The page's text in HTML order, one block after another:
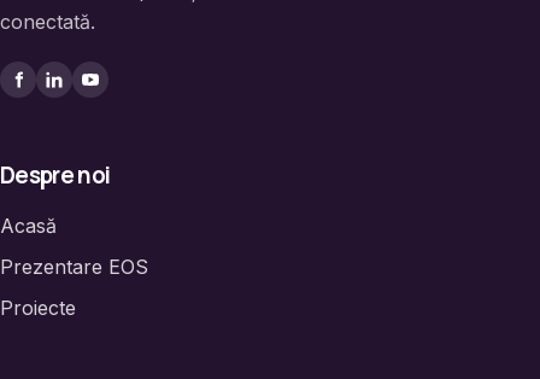
conectată.
Despre noi
Acasă
Prezentare EOS
Proiecte